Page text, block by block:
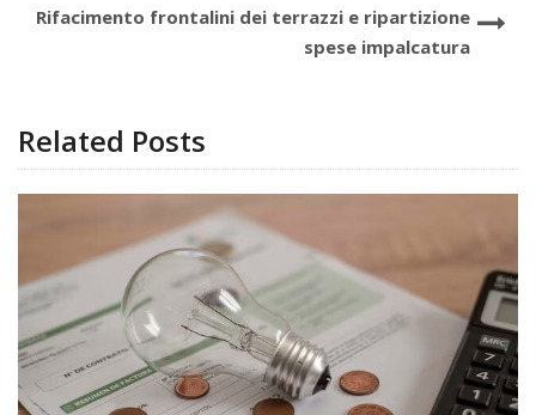
Rifacimento frontalini dei terrazzi e ripartizione
spese impalcatura
Related Posts